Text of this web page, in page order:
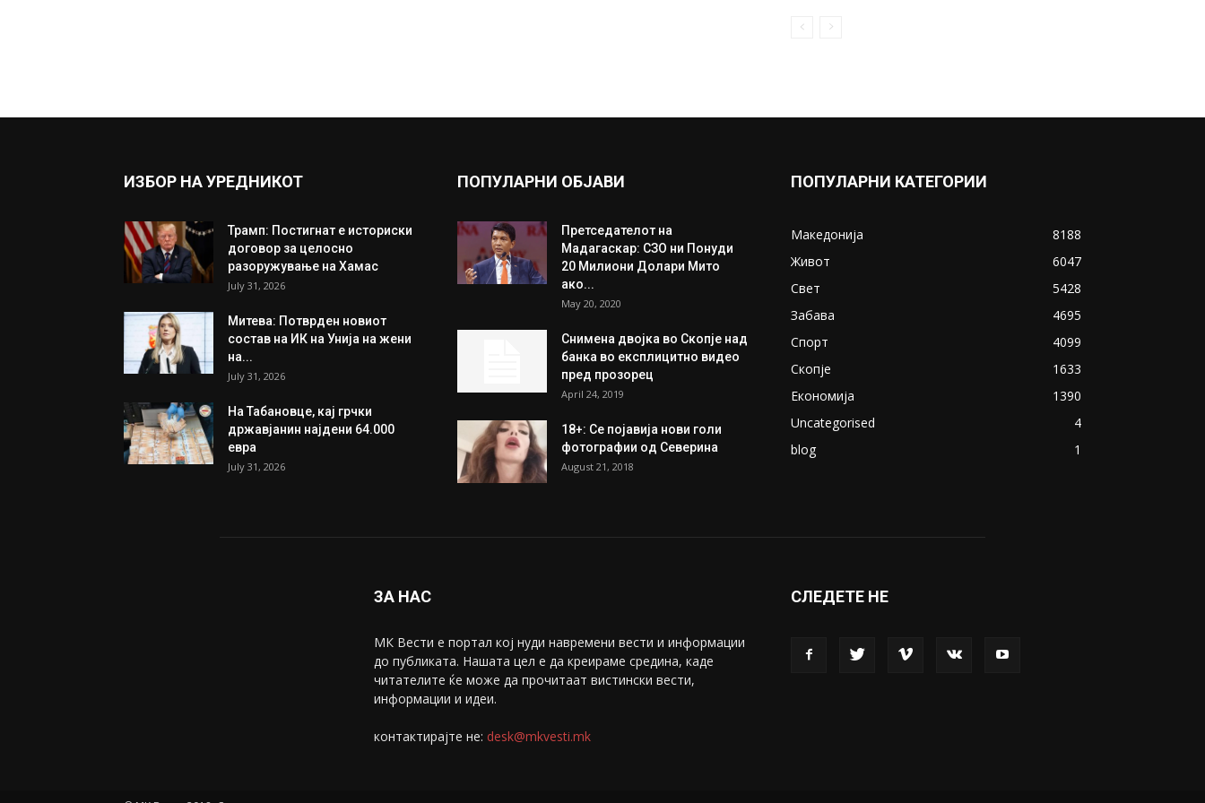
ИЗБОР НА УРЕДНИКОТ
Трамп: Постигнат е историски
договор за целосно
разоружување на Хамас
July 31, 2026
Митева: Потврден новиот
состав на ИК на Унија на жени
на...
July 31, 2026
На Табановце, кај грчки
државјанин најдени 64.000
евра
July 31, 2026
ПОПУЛАРНИ ОБЈАВИ
Претседателот на
Мадагаскар: СЗО ни Понуди
20 Милиони Долари Мито
ако...
May 20, 2020
Снимена двојка во Скопје над
банка во експлицитно видео
пред прозорец
April 24, 2019
18+: Се појавија нови голи
фотографии од Северина
August 21, 2018
ПОПУЛАРНИ КАТЕГОРИИ
Македонија
8188
Живот
6047
Свет
5428
Забава
4695
Спорт
4099
Скопје
1633
Економија
1390
Uncategorised
4
blog
1
ЗА НАС
МК Вести е портал коj нуди навремени вести и информации
до публиката. Нашата цел е да креираме средина, каде
читателите ќе може да прочитаат вистински вести,
информации и идеи.
контактирајте не: desk@mkvesti.mk
СЛЕДЕТЕ НЕ